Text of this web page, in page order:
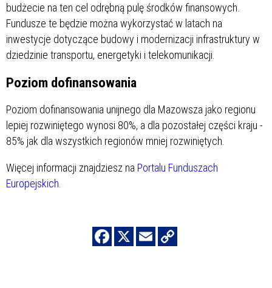
budżecie na ten cel odrębną pulę środków finansowych.
Fundusze te będzie można wykorzystać w latach na
inwestycje dotyczące budowy i modernizacji infrastruktury w
dziedzinie transportu, energetyki i telekomunikacji.
Poziom dofinansowania
Poziom dofinansowania unijnego dla Mazowsza jako regionu
lepiej rozwiniętego wynosi 80%, a dla pozostałej części kraju -
85% jak dla wszystkich regionów mniej rozwiniętych.
Więcej informacji znajdziesz na Portalu Funduszach
Europejskich.